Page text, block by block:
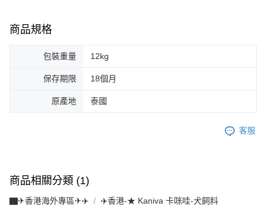
商品規格
包裝重量 12kg
保存期限 18個月
原產地 泰國
客服
商品相關分類 (1)
▇✈香港海外專區✈✈️ ✈️香港-★ Kaniva 卡咪哇-犬飼料